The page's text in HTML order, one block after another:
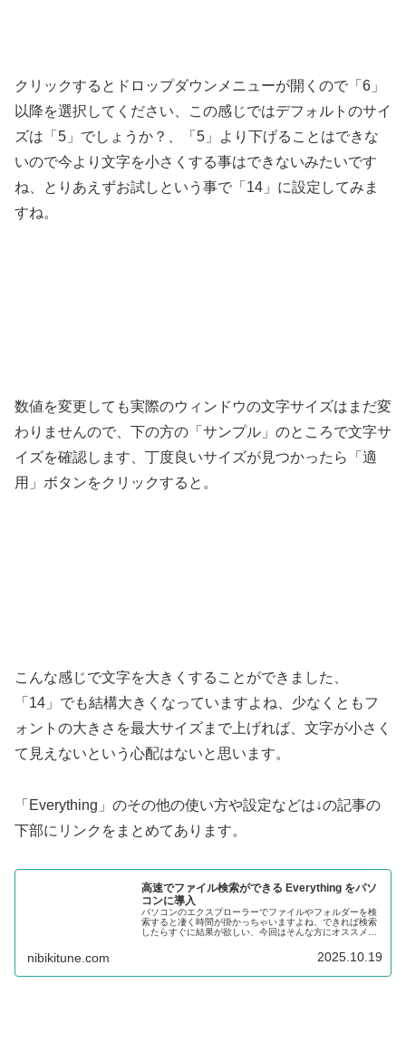
クリックするとドロップダウンメニューが開くので「6」
以降を選択してください、この感じではデフォルトのサイ
ズは「5」でしょうか？、「5」より下げることはできな
いので今より文字を小さくする事はできないみたいです
ね、とりあえずお試しという事で「14」に設定してみま
すね。
数値を変更しても実際のウィンドウの文字サイズはまだ変
わりませんので、下の方の「サンプル」のところで文字サ
イズを確認します、丁度良いサイズが見つかったら「適
用」ボタンをクリックすると。
こんな感じで文字を大きくすることができました、
「14」でも結構大きくなっていますよね、少なくともフ
ォントの大きさを最大サイズまで上げれば、文字が小さく
て見えないという心配はないと思います。
「Everything」のその他の使い方や設定などは↓の記事の
下部にリンクをまとめてあります。
高速でファイル検索ができる Everything をパソ
コンに導入
パソコンのエクスプローラーでファイルやフォルダーを検
索すると凄く時間が掛かっちゃいますよね、できれば検索
したらすぐに結果が欲しい、今回はそんな方にオススメの
nibikitune.com 2025.10.19